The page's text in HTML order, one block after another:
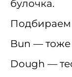
булочка.
Подбираем
Bun —
Dough —